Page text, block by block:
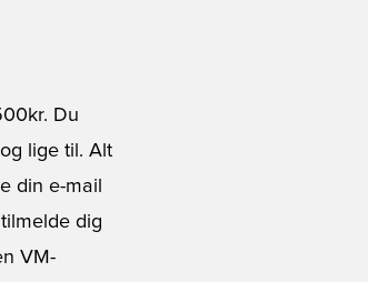
Du
lige til. Alt
din e-mail
dig
VM-